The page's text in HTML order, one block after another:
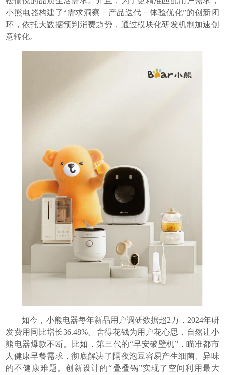
小熊电器构建了“需求洞察－产品迭代－体验优化”的创新闭
环，依托大数据预判消费趋势，通过模块化研发机制加速创
意转化。
如今，小熊电器每年新品用户调研数据超2万，2024年研
发费用同比增长36.48%。舍得花钱为用户花心思，自然让小
熊电器爆款不断。比如，第三代的“早安破壁机”，瞄准都市
人健康早餐需求，彻底解决了隔夜泡豆容易产生细菌、异味
的不健康难题。创新设计的“叠叠锅”实现了空间利用最大